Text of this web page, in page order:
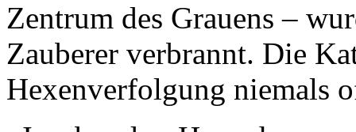
Zentrum des Grauens –
Zauberer verbrannt. Die
Hexenverfolgung niemals